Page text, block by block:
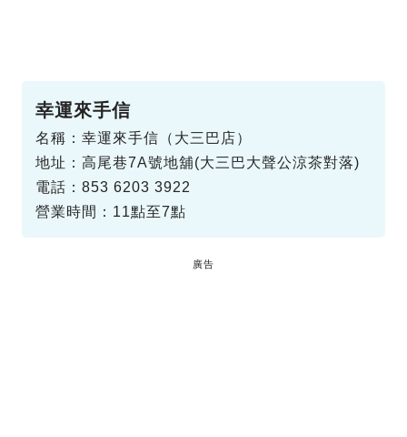
幸運來手信
名稱：幸運來手信（大三巴店）
地址：高尾巷7A號地舖(大三巴大聲公涼茶對落)
電話：853 6203 3922
營業時間：11點至7點
廣告